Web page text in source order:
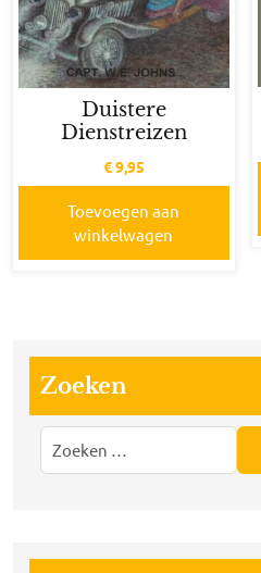
Duistere
Dienstreizen
€9,95
Toevoegen aan
winkelwagen
Zoeken